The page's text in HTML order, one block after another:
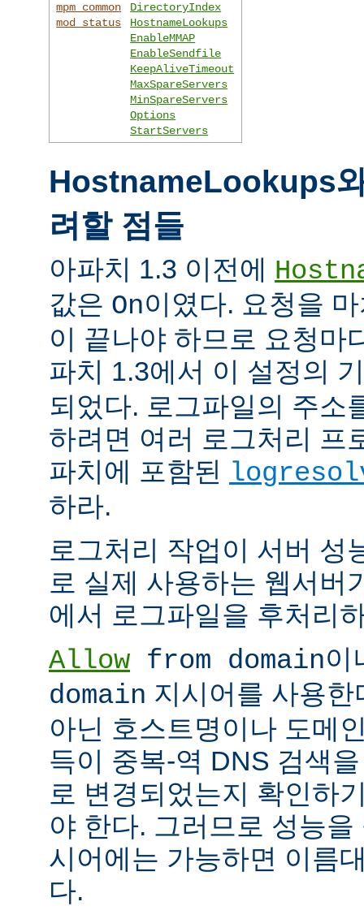
mpm_common
mod_status
DirectoryIndex
HostnameLookups
EnableMMAP
EnableSendfile
KeepAliveTimeout
MaxSpareServers
MinSpareServers
Options
StartServers
HostnameLookups
려할 점들
아파치 1.3 이전에
값은 On이였다. 요청을
이 끝나야 하므로 요청마
파치 1.3에서 이 설정의
되었다. 로그파일의 주소
하려면 여러 로그처리 프
파치에 포함된
하라.
로그처리 작업이 서버 성
로 실제 사용하는 웹서버
에서 로그파일을 후처리
Allow from domain이
domain 지시어를 사용
아닌 호스트명이나 도메
득이 중복-역 DNS 검색
로 변경되었는지 확인하
야 한다. 그러므로 성능
시어에는 가능하면 이름
다.